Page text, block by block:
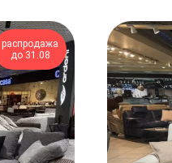
распродажа
до 31.08